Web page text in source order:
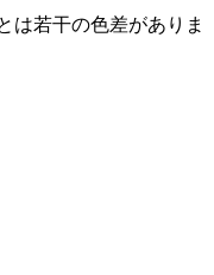
は若干の色差がありま